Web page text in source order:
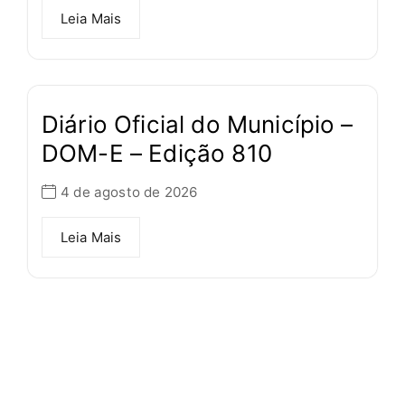
Leia Mais
Diário Oficial do Município –
DOM-E – Edição 810
4 de agosto de 2026
Leia Mais